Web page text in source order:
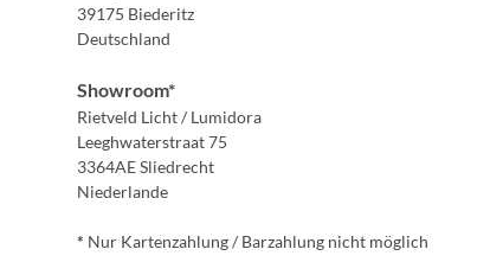
39175 Biederitz
Deutschland
Showroom*
Rietveld Licht / Lumidora
Leeghwaterstraat 75
3364AE Sliedrecht
Niederlande
* Nur Kartenzahlung / Barzahlung nicht möglich